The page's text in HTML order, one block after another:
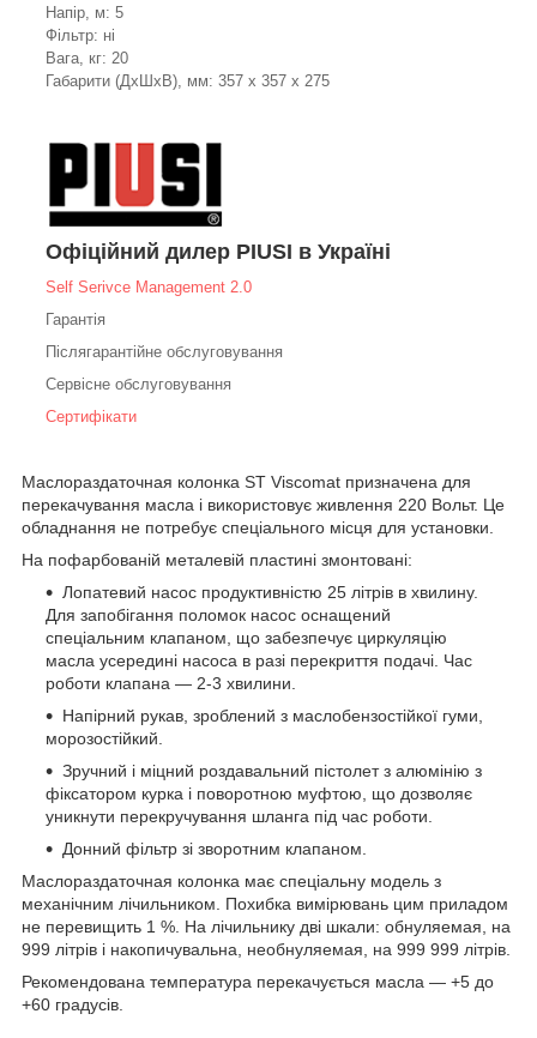
Напір, м: 5
Фільтр: ні
Вага, кг: 20
Габарити (ДхШхВ), мм: 357 x 357 x 275
Офіційний дилер PIUSI в Україні
Self Serivce Management 2.0
Гарантія
Післягарантійне обслуговування
Сервісне обслуговування
Сертифікати
Маслораздаточная колонка ST Viscomat призначена для
перекачування масла і використовує живлення 220 Вольт. Це
обладнання не потребує спеціального місця для установки.
На пофарбованій металевій пластині змонтовані:
Лопатевий насос продуктивністю 25 літрів в хвилину.
Для запобігання поломок насос оснащений
спеціальним клапаном, що забезпечує циркуляцію
масла усередині насоса в разі перекриття подачі. Час
роботи клапана — 2-3 хвилини.
Напірний рукав, зроблений з маслобензостійкої гуми,
морозостійкий.
Зручний і міцний роздавальний пістолет з алюмінію з
фіксатором курка і поворотною муфтою, що дозволяє
уникнути перекручування шланга під час роботи.
Донний фільтр зі зворотним клапаном.
Маслораздаточная колонка має спеціальну модель з
механічним лічильником. Похибка вимірювань цим приладом
не перевищить 1 %. На лічильнику дві шкали: обнуляемая, на
999 літрів і накопичувальна, необнуляемая, на 999 999 літрів.
Рекомендована температура перекачується масла — +5 до
+60 градусів.